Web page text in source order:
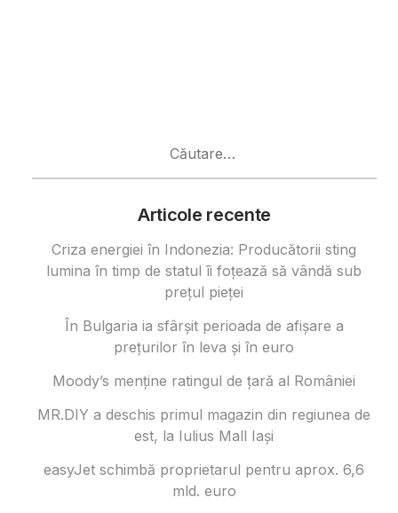
Articole recente
Criza energiei în Indonezia: Producătorii sting
lumina în timp de statul îi foțează să vândă sub
prețul pieței
În Bulgaria ia sfârşit perioada de afișare a
prețurilor în ​​leva și în euro
Moody’s menține ratingul de țară al României
MR.DIY a deschis primul magazin din regiunea de
est, la Iulius Mall Iași
easyJet schimbă proprietarul pentru aprox. 6,6
mld. euro